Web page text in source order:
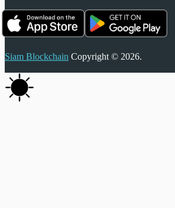
Siam Blockchain Copyright © 2026.